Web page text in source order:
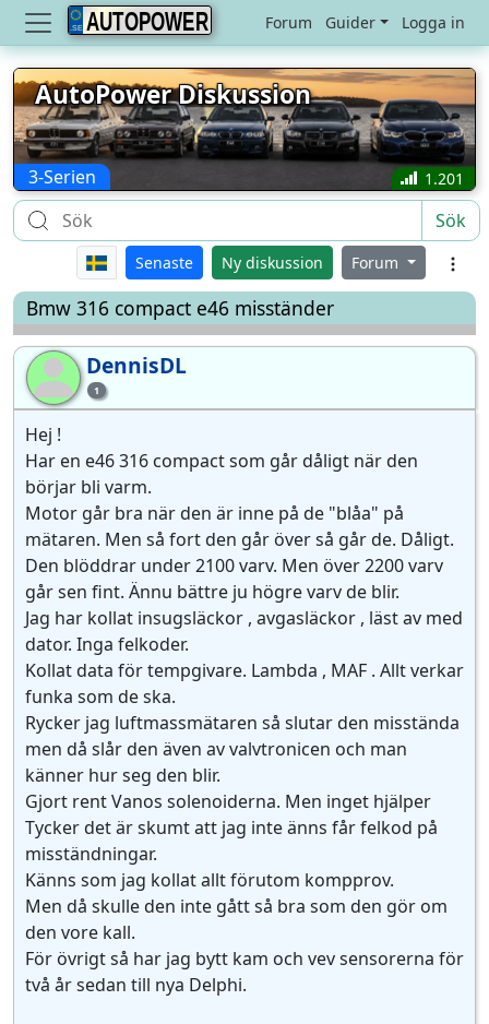
AUTOPOWER Forum Guider Logga in
AutoPower Diskussion
3-Serien 1.201
Sök
Senaste Ny diskussion Forum
Bmw 316 compact e46 misständer
De 1
DennisDL
Hej !
Har en e46 316 compact som går dåligt när den
börjar bli varm.
Motor går bra när den är inne på de "blåa" på
mätaren. Men så fort den går över så går de. Dåligt.
Den blöddrar under 2100 varv. Men över 2200 varv
går sen fint. Ännu bättre ju högre varv de blir.
Jag har kollat insugsläckor , avgasläckor , läst av med
dator. Inga felkoder.
Kollat data för tempgivare. Lambda , MAF . Allt verkar
funka som de ska.
Rycker jag luftmassmätaren så slutar den misstända
men då slår den även av valvtronicen och man
känner hur seg den blir.
Gjort rent Vanos solenoiderna. Men inget hjälper
Tycker det är skumt att jag inte änns får felkod på
misständningar.
Känns som jag kollat allt förutom kompprov.
Men då skulle den inte gått så bra som den gör om
den vore kall.
För övrigt så har jag bytt kam och vev sensorerna för
två år sedan till nya Delphi.